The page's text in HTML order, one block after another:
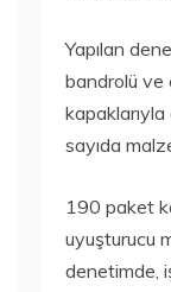
Yapılan
bandrolü ve
kapaklarıyla
sayıda
190 paket
uyuşturucu
denetimde,